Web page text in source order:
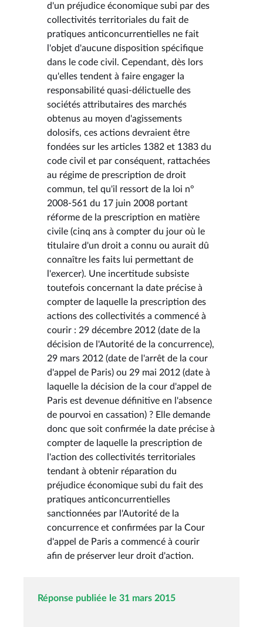
d'un préjudice économique subi par des
collectivités territoriales du fait de
pratiques anticoncurrentielles ne fait
l'objet d'aucune disposition spécifique
dans le code civil. Cependant, dès lors
qu'elles tendent à faire engager la
responsabilité quasi-délictuelle des
sociétés attributaires des marchés
obtenus au moyen d'agissements
dolosifs, ces actions devraient être
fondées sur les articles 1382 et 1383 du
code civil et par conséquent, rattachées
au régime de prescription de droit
commun, tel qu'il ressort de la loi n°
2008-561 du 17 juin 2008 portant
réforme de la prescription en matière
civile (cinq ans à compter du jour où le
titulaire d'un droit a connu ou aurait dû
connaître les faits lui permettant de
l'exercer). Une incertitude subsiste
toutefois concernant la date précise à
compter de laquelle la prescription des
actions des collectivités a commencé à
courir : 29 décembre 2012 (date de la
décision de l'Autorité de la concurrence),
29 mars 2012 (date de l'arrêt de la cour
d'appel de Paris) ou 29 mai 2012 (date à
laquelle la décision de la cour d'appel de
Paris est devenue définitive en l'absence
de pourvoi en cassation) ? Elle demande
donc que soit confirmée la date précise à
compter de laquelle la prescription de
l'action des collectivités territoriales
tendant à obtenir réparation du
préjudice économique subi du fait des
pratiques anticoncurrentielles
sanctionnées par l'Autorité de la
concurrence et confirmées par la Cour
d'appel de Paris a commencé à courir
afin de préserver leur droit d'action.
Réponse publiée le 31 mars 2015